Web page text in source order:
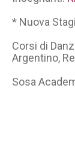
* Nuova
Corsi di
Argentino,
Sosa